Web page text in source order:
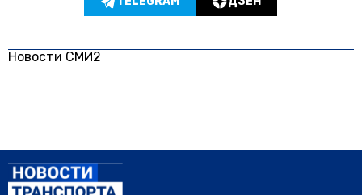
Новости СМИ2